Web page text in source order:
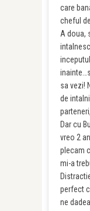
care
cheful
A doua,
sa vezi!
de
Dar cu
vreo 2
plecam
mi-a
perfect
ne